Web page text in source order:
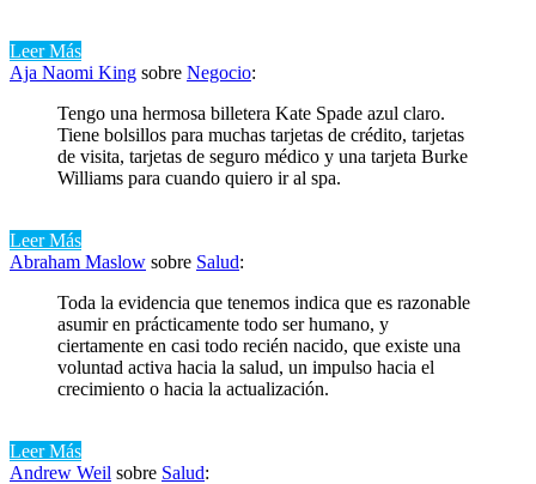
Leer Más
Aja Naomi King sobre Negocio:
Tengo una hermosa billetera Kate Spade azul claro.
Tiene bolsillos para muchas tarjetas de crédito, tarjetas
de visita, tarjetas de seguro médico y una tarjeta Burke
Williams para cuando quiero ir al spa.
Leer Más
Abraham Maslow sobre Salud:
Toda la evidencia que tenemos indica que es razonable
asumir en prácticamente todo ser humano, y
ciertamente en casi todo recién nacido, que existe una
voluntad activa hacia la salud, un impulso hacia el
crecimiento o hacia la actualización.
Leer Más
Andrew Weil sobre Salud: